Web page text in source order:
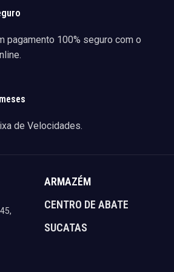
pagamento 100% seguro com o
de Velocidades.
ARMAZÉM
CENTRO DE ABATE
SUCATAS